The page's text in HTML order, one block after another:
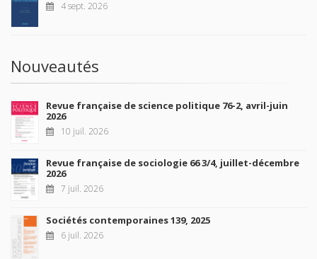
4 sept. 2026
Nouveautés
Revue française de science politique 76-2, avril-juin
2026
10 juil. 2026
Revue française de sociologie 66 3/4, juillet-décembre
2026
7 juil. 2026
Sociétés contemporaines 139, 2025
6 juil. 2026